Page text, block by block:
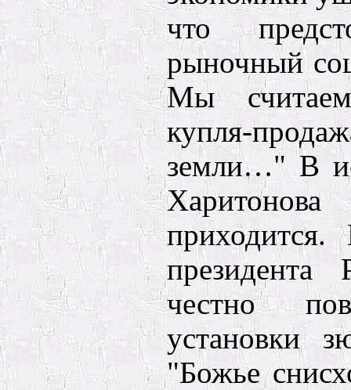
что
рыночный
Мы
купля-
земли…" В
честно
установки
"Божье